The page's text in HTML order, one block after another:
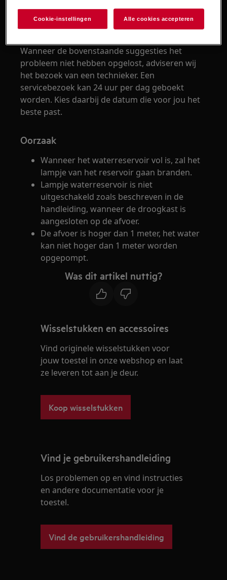
hoogte van de afvoer niet meer
bedraagt dan 1 meter.
Neem contact op met onze servicedienst.
Wanneer de bovenstaande suggesties het
probleem niet hebben opgelost, adviseren wij
het bezoek van een technieker. Een
servicebezoek kan 24 uur per dag geboekt
worden. Kies daarbij de datum die voor jou het
beste past.
Oorzaak
Wanneer het waterreservoir vol is, zal het
lampje van het reservoir gaan branden.
Lampje waterreservoir is niet
uitgeschakeld zoals beschreven in de
handleiding, wanneer de droogkast is
aangesloten op de afvoer.
De afvoer is hoger dan 1 meter, het water
kan niet hoger dan 1 meter worden
opgepompt.
Was dit artikel nuttig?
Wisselstukken en accessoires
Vind originele wisselstukken voor
jouw toestel in onze webshop en laat
ze leveren tot aan je deur.
Koop wisselstukken
Vind je gebruikershandleiding
Los problemen op en vind instructies
en andere documentatie voor je
toestel.
Vind de gebruikershandleiding
Cookie-instellingen Alle cookies accepteren